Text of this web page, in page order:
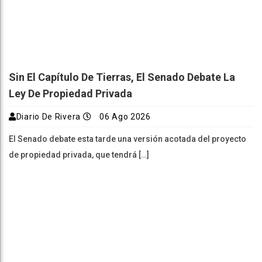
Sin El Capítulo De Tierras, El Senado Debate La
Ley De Propiedad Privada
Diario De Rivera 06 Ago 2026
El Senado debate esta tarde una versión acotada del proyecto
de propiedad privada, que tendrá […]